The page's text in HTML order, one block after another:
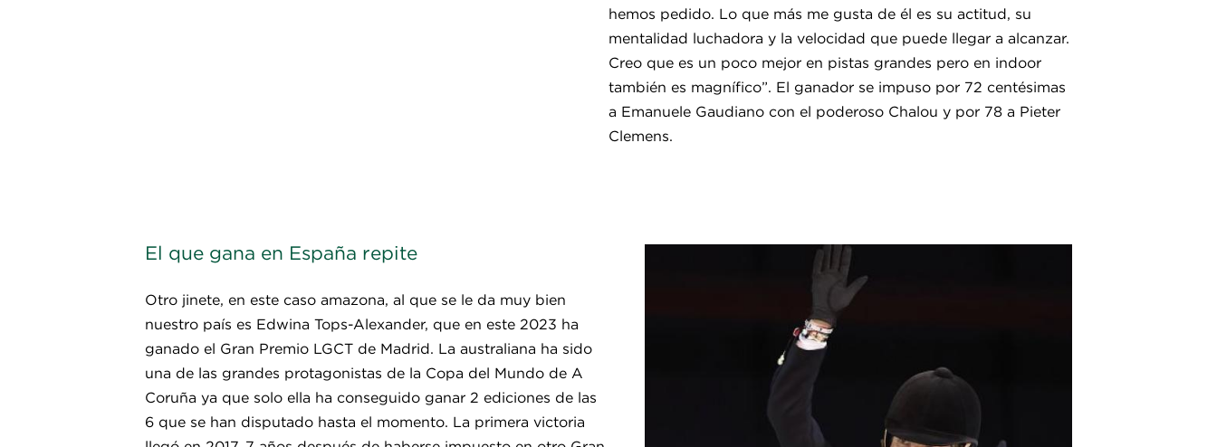
hemos pedido. Lo que más me gusta de él es su actitud, su
mentalidad luchadora y la velocidad que puede llegar a alcanzar.
Creo que es un poco mejor en pistas grandes pero en indoor
también es magnífico”. El ganador se impuso por 72 centésimas
a Emanuele Gaudiano con el poderoso Chalou y por 78 a Pieter
Clemens.
El que gana en España repite
Otro jinete, en este caso amazona, al que se le da muy bien
nuestro país es Edwina Tops-Alexander, que en este 2023 ha
ganado el Gran Premio LGCT de Madrid. La australiana ha sido
una de las grandes protagonistas de la Copa del Mundo de A
Coruña ya que solo ella ha conseguido ganar 2 ediciones de las
6 que se han disputado hasta el momento. La primera victoria